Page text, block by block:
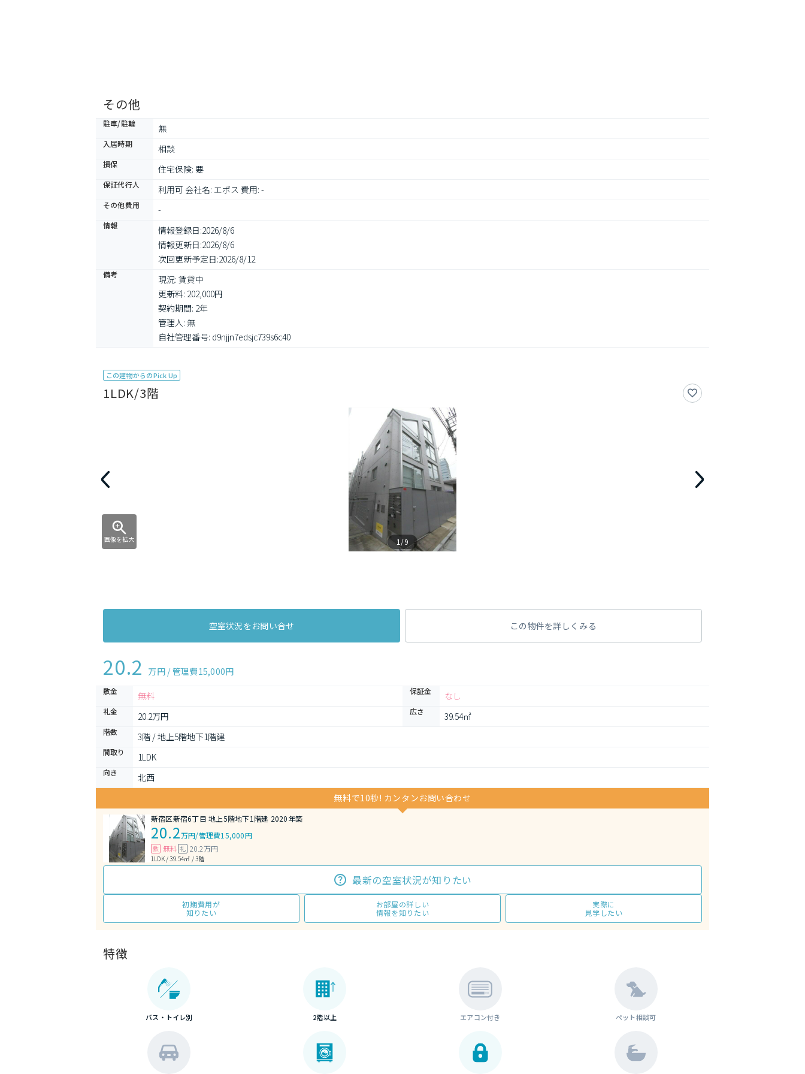
その他
駐車/駐輪 無
入居時期 相談
損保 住宅保険: 要
保証代行人 利用可 会社名: エポス 費用: -
その他費用 -
情報 情報登録日:2026/8/6
情報更新日:2026/8/6
次回更新予定日:2026/8/12
備考
現況: 賃貸中
更新料: 202,000円
契約期間: 2年
管理人: 無
自社管理番号: d9njjn7edsjc739s6c40
この建物からのPick Up
1LDK/3階
画像を拡大 1/9
空室状況をお問い合せ この物件を詳しくみる
20.2 万円 / 管理費15,000円
敷金 無料 保証金 なし
礼金 20.2万円 広さ 39.54㎡
階数 3階 / 地上5階地下1階建
間取り 1LDK
向き
北西
無料で10秒! カンタンお問い合わせ
新宿区新宿6丁目 地上5階地下1階建 2020年築
20.2万円/管理費15,000円
敷 無料 礼 20.2万円
1LDK / 39.54㎡ / 3階
最新の空室状況が知りたい
初期費用が
知りたい
お部屋の詳しい
情報を知りたい
実際に
見学したい
特徴
バス・トイレ別 2階以上 エアコン付き ペット相談可